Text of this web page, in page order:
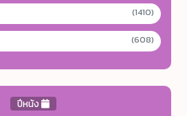
(1410)
(608)
ปีหนัง